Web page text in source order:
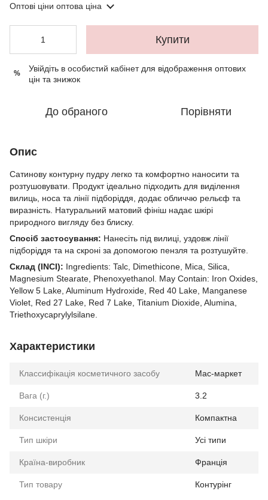
Оптові ціни оптова ціна
Купити
%
Увійдіть в особистий кабінетдля відображення оптових
цін та знижок
До обраного Порівняти
Опис
Сатинову контурну пудру легко та комфортно наносити та
розтушовувати. Продукт ідеально підходить для виділення
вилиць, носа та лінії підборіддя, додає обличчю рельєф та
виразність. Натуральний матовий фініш надає шкірі
природного вигляду без блиску.
Спосіб застосування: Нанесіть під вилиці, уздовж лінії
підборіддя та на скроні за допомогою пензля та розтушуйте.
Склад (INCI): Ingredients: Talc, Dimethicone, Mica, Silica,
Magnesium Stearate, Phenoxyethanol. May Contain: Iron Oxides,
Yellow 5 Lake, Aluminum Hydroxide, Red 40 Lake, Manganese
Violet, Red 27 Lake, Red 7 Lake, Titanium Dioxide, Alumina,
Triethoxycaprylylsilane.
Характеристики
Классифікація косметичного засобу Мас-маркет
Вага (г.) 3.2
Консистенція Компактна
Тип шкіри Усі типи
Країна-виробник Франція
Тип товару Контурінг